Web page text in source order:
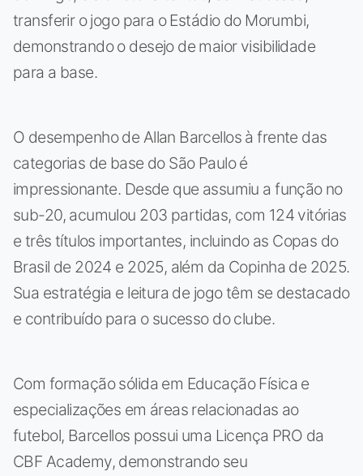
transferir o jogo para o Estádio do Morumbi,
demonstrando o desejo de maior visibilidade
para a base.
O desempenho de Allan Barcellos à frente das
categorias de base do São Paulo é
impressionante. Desde que assumiu a função no
sub-20, acumulou 203 partidas, com 124 vitórias
e três títulos importantes, incluindo as Copas do
Brasil de 2024 e 2025, além da Copinha de 2025.
Sua estratégia e leitura de jogo têm se destacado
e contribuído para o sucesso do clube.
Com formação sólida em Educação Física e
especializações em áreas relacionadas ao
futebol, Barcellos possui uma Licença PRO da
CBF Academy, demonstrando seu